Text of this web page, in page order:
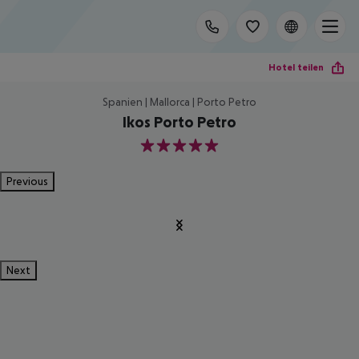
Hotel teilen
Spanien | Mallorca | Porto Petro
Ikos Porto Petro
5
Previous
Next